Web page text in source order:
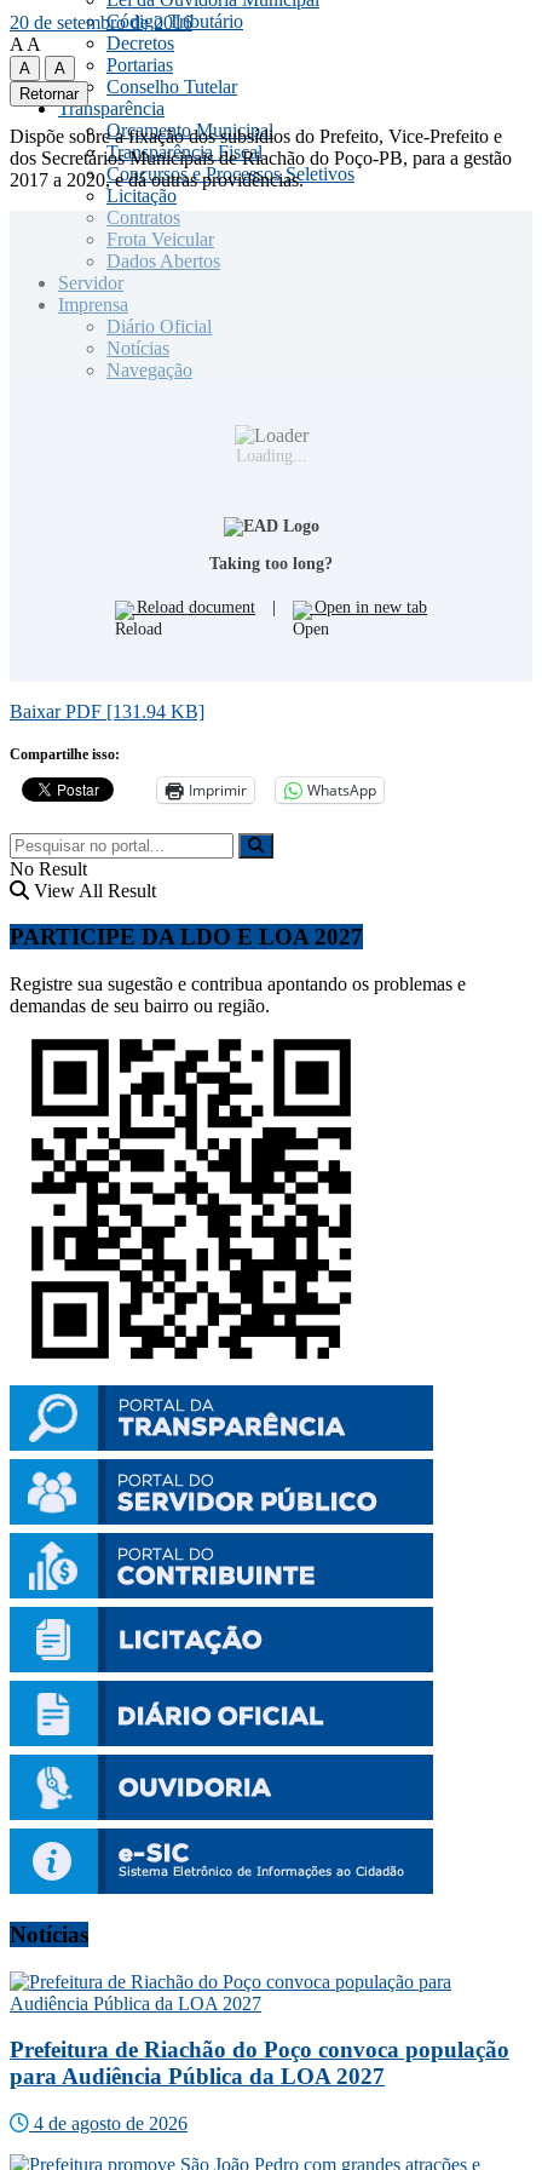
Código Tributário
Decretos
Portarias
Conselho Tutelar
Transparência
Orçamento Municipal
Transparência Fiscal
Concursos e Processos Seletivos
Licitação
Contratos
Frota Veicular
Dados Abertos
Servidor
Imprensa
Diário Oficial
Notícias
Navegação
20 de setembro de 2016
A A
A
A
Retornar
Dispõe sobre a fixação dos subsídios do Prefeito, Vice-Prefeito e
dos Secretários Municipais de Riachão do Poço-PB, para a gestão
2017 a 2020, e dá outras providências.
Loading...
Taking too long?
Reload document | Open in new tab
Baixar PDF [131.94 KB]
Compartilhe isso:
Imprimir WhatsApp
No Result
View All Result
PARTICIPE DA LDO E LOA 2027
Registre sua sugestão e contribua apontando os problemas e
demandas de seu bairro ou região.
Notícias
Prefeitura de Riachão do Poço convoca população
para Audiência Pública da LOA 2027
4 de agosto de 2026